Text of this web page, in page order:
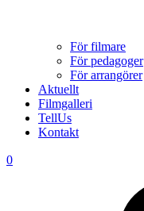
För filmare
För pedagoger
För arrangörer
Aktuellt
Filmgalleri
TellUs
Kontakt
0